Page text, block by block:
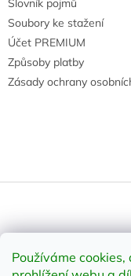
Používáme
Slovník pojmů
Soubory ke stažení
Účet PREMIUM
Způsoby platby
Zásady ochrany
Copyright 2026